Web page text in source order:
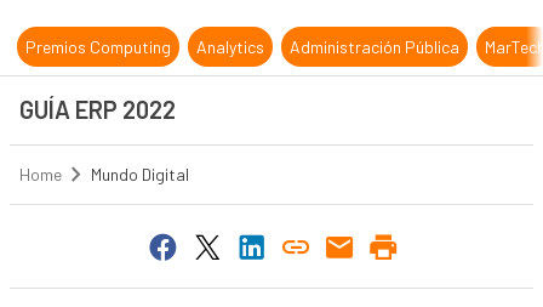
Premios Computing Analytics Administración Pública
GUÍA ERP 2022
Home Mundo Digital